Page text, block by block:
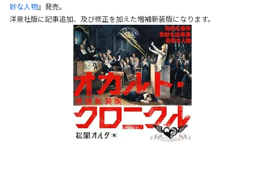
妙な人物』発売。
洋泉社版に記事追加、及び修正を加えた増補新装版になります。